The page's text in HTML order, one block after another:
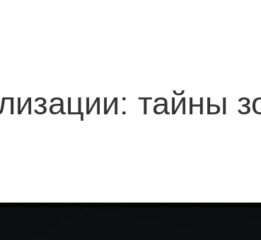
тайны